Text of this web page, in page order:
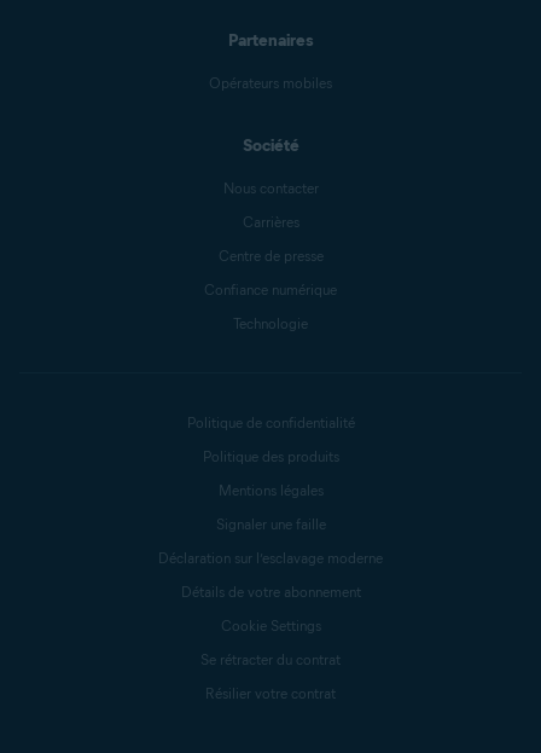
Partenaires
Opérateurs mobiles
Société
Nous contacter
Carrières
Centre de presse
Confiance numérique
Technologie
Politique de confidentialité
Politique des produits
Mentions légales
Signaler une faille
Déclaration sur l’esclavage moderne
Détails de votre abonnement
Cookie Settings
Se rétracter du contrat
Résilier votre contrat